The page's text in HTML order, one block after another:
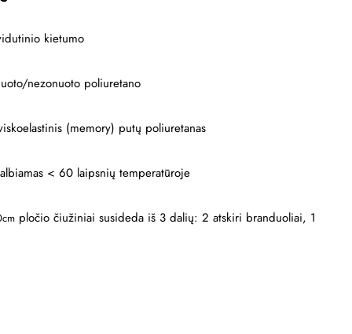
kietumo
nezonuoto poliuretano
(memory) putų poliuretanas
< 60 laipsnių temperatūroje
pločio čiužiniai susideda iš 3 dalių: 2 atskiri branduoliai, 1